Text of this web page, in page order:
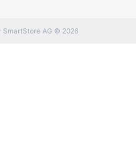
SmartStore AG © 2026